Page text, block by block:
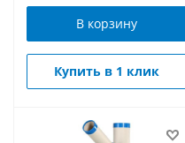
В корзину
Купить в 1 клик